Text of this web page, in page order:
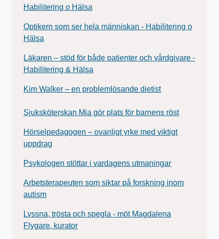
Habilitering o Hälsa
Optikern som ser hela människan - Habilitering o
Hälsa
Läkaren – stöd för både patienter och vårdgivare -
Habilitering & Hälsa
Kim Walker – en problemlösande dietist
Sjuksköterskan Mia gör plats för barnens röst
Hörselpedagogen – ovanligt yrke med viktigt
uppdrag
Psykologen stöttar i vardagens utmaningar
Arbetsterapeuten som siktar på forskning inom
autism
Lyssna, trösta och spegla - möt Magdalena
Flygare, kurator